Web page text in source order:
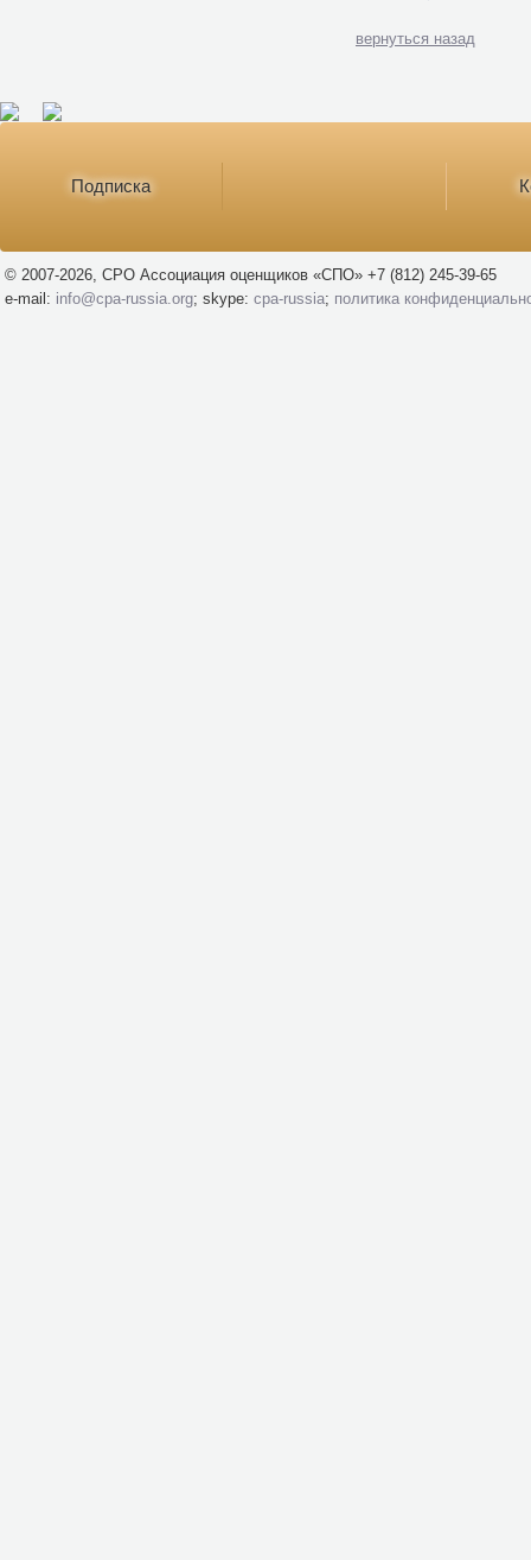
вернуться назад
Подписка
© 2007-2026, СРО Ассоциация оценщиков «СПО» +7 (812) 245-39-65
e-mail: info@cpa-russia.org; skype: cpa-russia; политика